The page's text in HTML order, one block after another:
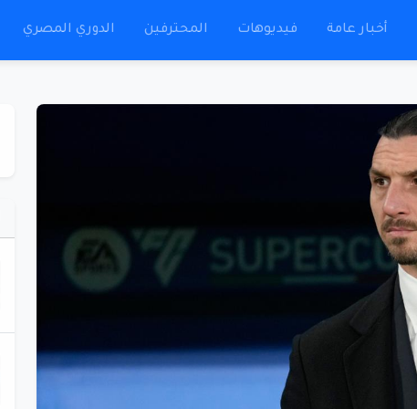
أخبار عامة فيديوهات المحترفين الدوري المصري